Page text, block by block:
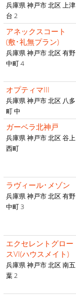
兵庫県 神戸市 北区 上津
台 2
アネックスコート
(敷･礼無プラン)
兵庫県 神戸市 北区 有野
中町 4
オプティマIII
兵庫県 神戸市 北区 八多
町 中
ガーベラ北神戸
兵庫県 神戸市 北区 谷上
西町
ラヴィール･メゾン
兵庫県 神戸市 北区 有野
中町 3
エクセレントグロー
スVI(ハウスメイト)
兵庫県 神戸市 北区 南五
葉 2